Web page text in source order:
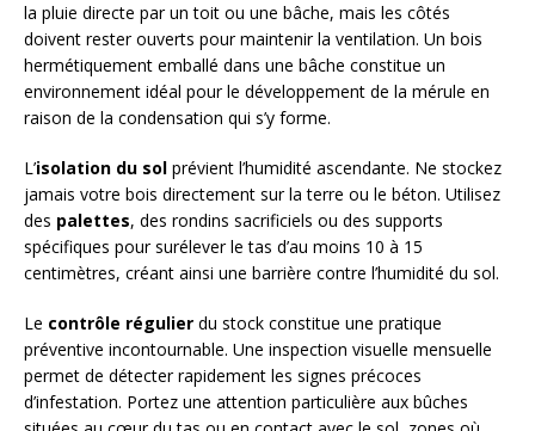
la pluie directe par un toit ou une bâche, mais les côtés
doivent rester ouverts pour maintenir la ventilation. Un bois
hermétiquement emballé dans une bâche constitue un
environnement idéal pour le développement de la mérule en
raison de la condensation qui s’y forme.
L’isolation du sol prévient l’humidité ascendante. Ne stockez
jamais votre bois directement sur la terre ou le béton. Utilisez
des palettes, des rondins sacrificiels ou des supports
spécifiques pour surélever le tas d’au moins 10 à 15
centimètres, créant ainsi une barrière contre l’humidité du sol.
Le contrôle régulier du stock constitue une pratique
préventive incontournable. Une inspection visuelle mensuelle
permet de détecter rapidement les signes précoces
d’infestation. Portez une attention particulière aux bûches